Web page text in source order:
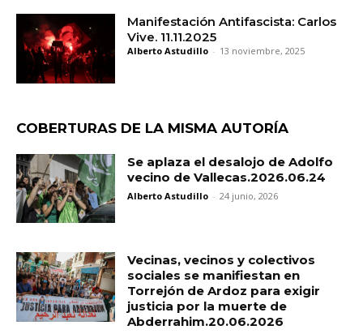
Manifestación Antifascista: Carlos
Vive. 11.11.2025
Alberto Astudillo - 13 noviembre, 2025
COBERTURAS DE LA MISMA AUTORÍA
Se aplaza el desalojo de Adolfo
vecino de Vallecas.2026.06.24
Alberto Astudillo - 24 junio, 2026
Vecinas, vecinos y colectivos
sociales se manifiestan en
Torrejón de Ardoz para exigir
justicia por la muerte de
Abderrahim.20.06.2026